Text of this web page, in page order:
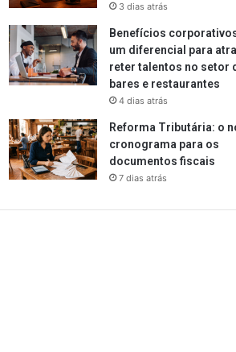
3 dias atrás
Benefícios
um diferencial para
reter talentos no setor
bares e restaurantes
4 dias atrás
Reforma Tributária: o
cronograma para os
documentos fiscais
7 dias atrás